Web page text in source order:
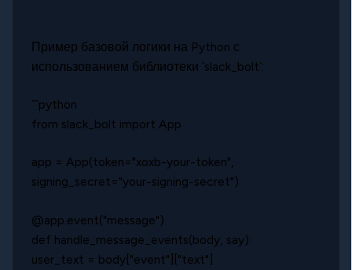
Пример базовой логики на Python с
использованием библиотеки `slack_bolt`:
```python
from slack_bolt import App
app = App(token="xoxb-your-token",
signing_secret="your-signing-secret")
@app.event("message")
def handle_message_events(body, say):
user_text = body["event"]["text"]